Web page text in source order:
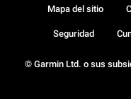
© Garmin Ltd. o sus
Mapa del sitio
Seguridad